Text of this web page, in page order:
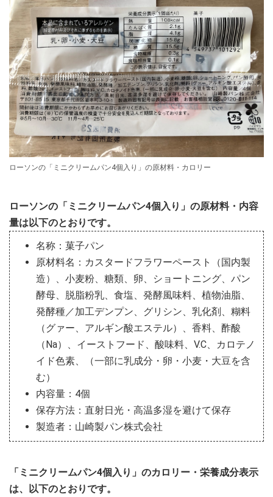
ローソンの「ミニクリームパン4個入り」の原材料・カロリー
ローソンの「ミニクリームパン4個入り」の原材料・内容
量は以下のとおりです。
名称：菓子パン
原材料名：カスタードフラワーペースト（国内製
造）、小麦粉、糖類、卵、ショートニング、パン
酵母、脱脂粉乳、食塩、発酵風味料、植物油脂、
発酵種／加工デンプン、グリシン、乳化剤、糊料
（グァー、アルギン酸エステル）、香料、酢酸
（Na）、イーストフード、酸味料、V.C、カロテノ
イド色素、（一部に乳成分・卵・小麦・大豆を含
む）
内容量：4個
保存方法：直射日光・高温多湿を避けて保存
製造者：山崎製パン株式会社
「ミニクリームパン4個入り」のカロリー・栄養成分表示
は、以下のとおりです。